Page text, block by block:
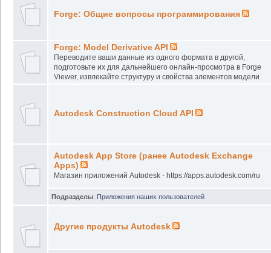
Forge: Общие вопросы программирования
Forge: Model Derivative API
Переводите ваши данные из одного формата в другой,
подготовьте их для дальнейшего онлайн-просмотра в Forge
Viewer, извлекайте структуру и свойства элементов модели
Autodesk Construction Cloud API
Autodesk App Store (ранее Autodesk Exchange
Apps)
Магазин приложений Autodesk - https://apps.autodesk.com/ru
Подразделы: Приложения наших пользователей
Другие продукты Autodesk